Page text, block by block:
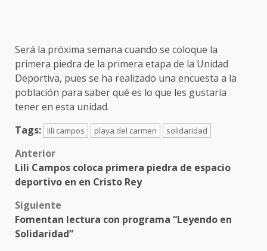
Será la próxima semana cuando se coloque la
primera piedra de la primera etapa de la Unidad
Deportiva, pues se ha realizado una encuesta a la
población para saber qué es lo que les gustaría
tener en esta unidad.
Tags:
lili campos playa del carmen solidaridad
Post
navigation
Anterior
Lili Campos coloca primera piedra de espacio
deportivo en en Cristo Rey
Siguiente
Fomentan lectura con programa “Leyendo en
Solidaridad”